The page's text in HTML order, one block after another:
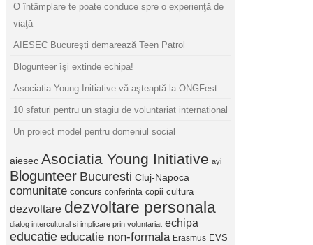
O întâmplare te poate conduce spre o experienţă de
viaţă
AIESEC Bucureşti demarează Teen Patrol
Blogunteer îşi extinde echipa!
Asociatia Young Initiative vă aşteaptă la ONGFest
10 sfaturi pentru un stagiu de voluntariat international
Un proiect model pentru domeniul social
aiesec Asociatia Young Initiative ayi
Blogunteer Bucuresti Cluj-Napoca
comunitate concurs conferinta copii cultura
dezvoltare dezvoltare personala
dialog intercultural si implicare prin voluntariat echipa
educatie educatie non-formala Erasmus EVS